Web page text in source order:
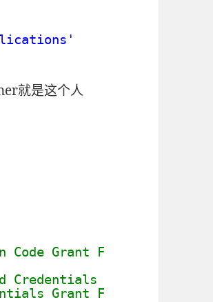
就是这个人
Grant Flow
Credentials Grant Flow
Grant Flow